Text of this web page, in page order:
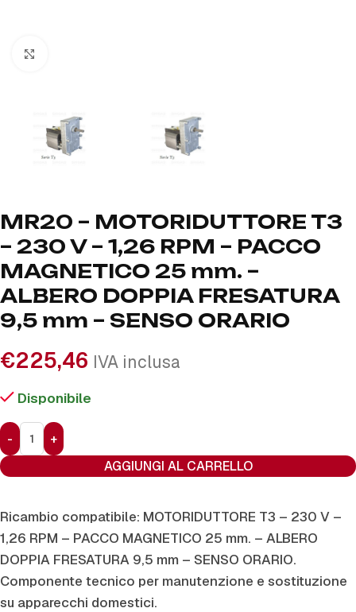
MR20 – MOTORIDUTTORE T3
– 230 V – 1,26 RPM – PACCO
MAGNETICO 25 mm. –
ALBERO DOPPIA FRESATURA
9,5 mm – SENSO ORARIO
€225,46 IVA inclusa
Disponibile
AGGIUNGI AL CARRELLO
Ricambio compatibile: MOTORIDUTTORE T3 – 230 V –
1,26 RPM – PACCO MAGNETICO 25 mm. – ALBERO
DOPPIA FRESATURA 9,5 mm – SENSO ORARIO.
Componente tecnico per manutenzione e sostituzione
su apparecchi domestici.